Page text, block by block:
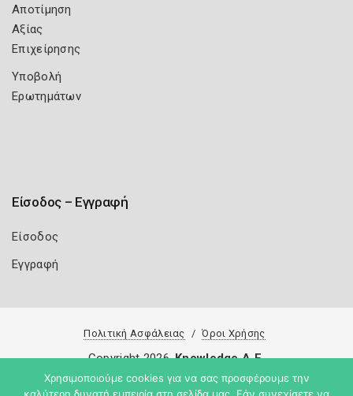
Αποτίμηση
Αξίας
Επιχείρησης
Υποβολή
Ερωτημάτων
Είσοδος – Εγγραφή
Είσοδος
Εγγραφή
Πολιτική Ασφάλειας Όροι Χρήσης
Copyright 2026 Knowledge A.E.
Χρησιμοποιούμε cookies για να σας προσφέρουμε την